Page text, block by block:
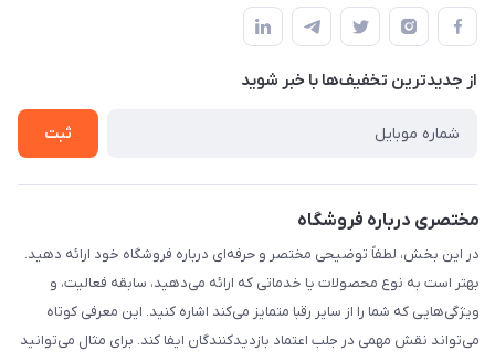
لیست محصولات
درباره ما
قوانین و مقررات
حریم خصوصی
راهنما
از جدید‌ترین تخفیف‌ها با‌ خبر شوید
ثبت
مختصری درباره فروشگاه
در این بخش، لطفاً توضیحی مختصر و حرفه‌ای درباره فروشگاه خود ارائه دهید.
بهتر است به نوع محصولات یا خدماتی که ارائه می‌دهید، سابقه فعالیت، و
ویژگی‌هایی که شما را از سایر رقبا متمایز می‌کند اشاره کنید. این معرفی کوتاه
می‌تواند نقش مهمی در جلب اعتماد بازدیدکنندگان ایفا کند. برای مثال می‌توانید